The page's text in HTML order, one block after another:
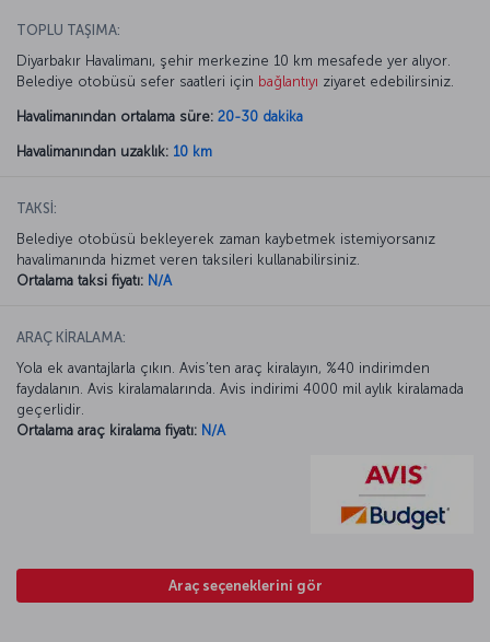
TOPLU TAŞIMA:
Diyarbakır Havalimanı, şehir merkezine 10 km mesafede yer alıyor.
Belediye otobüsü sefer saatleri için bağlantıyı ziyaret edebilirsiniz.
Havalimanından ortalama süre: 20-30 dakika
Havalimanından uzaklık: 10 km
TAKSİ:
Belediye otobüsü bekleyerek zaman kaybetmek istemiyorsanız
havalimanında hizmet veren taksileri kullanabilirsiniz.
Ortalama taksi fiyatı: N/A
ARAÇ KİRALAMA:
Yola ek avantajlarla çıkın. Avis’ten araç kiralayın, %40 indirimden
faydalanın. Avis kiralamalarında. Avis indirimi 4000 mil aylık kiralamada
geçerlidir.
Ortalama araç kiralama fiyatı: N/A
Araç seçeneklerini gör